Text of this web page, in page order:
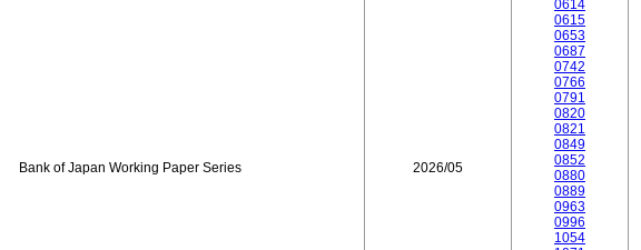
Bank of Japan Working Paper Series 2026/05
0614
0615
0653
0687
0742
0766
0791
0820
0821
0849
0852
0880
0889
0963
0996
1054